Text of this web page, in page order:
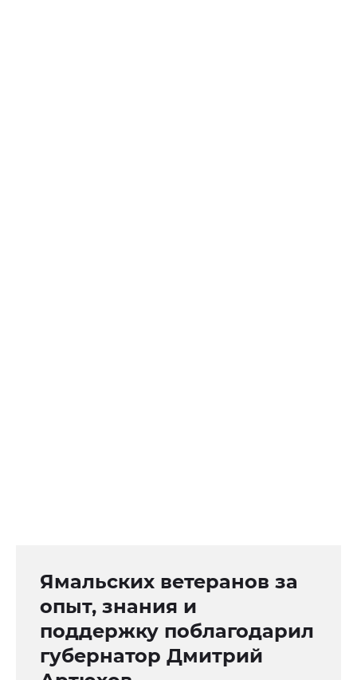
Ямальских ветеранов за
опыт, знания и
поддержку поблагодарил
губернатор Дмитрий